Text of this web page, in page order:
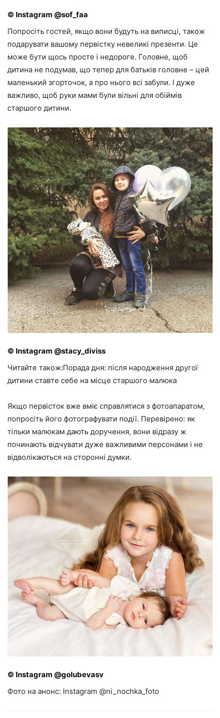
© Instagram @sof_faa
Попросіть гостей, якщо вони будуть на виписці, також
подарувати вашому первістку невеликі презенти. Це
може бути щось просте і недороге. Головне, щоб
дитина не подумав, що тепер для батьків головне – цей
маленький згорточок, а про нього всі забули. І дуже
важливо, щоб руки мами були вільні для обіймів
старшого дитини.
© Instagram @stacy_diviss
Читайте також:Порада дня: після народження другої
дитини ставте себе на місце старшого малюка
Якщо первісток вже вміє справлятися з фотоапаратом,
попросіть його фотографувати події. Перевірено: як
тільки малюкам дають доручення, вони відразу ж
починають відчувати дуже важливими персонами і не
відволікаються на сторонні думки.
© Instagram @golubevasv
Фото на анонс: Instagram @ni_nochka_foto